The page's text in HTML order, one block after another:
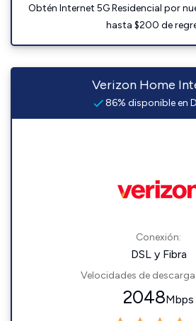
Obtén Internet 5G Residencial por
hasta $200 de
Verizon Home
86% disponible en
Conexión:
DSL y Fibra
Velocidades de
2048Mbps